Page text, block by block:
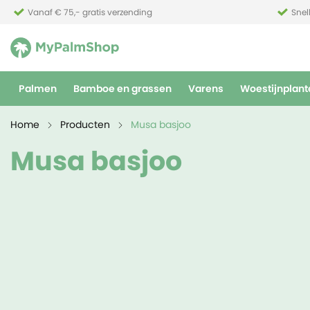
Vanaf € 75,- gratis verzending
Palmen Bamboe en grassen Varens
Home Producten Musa basjoo
Musa basjoo